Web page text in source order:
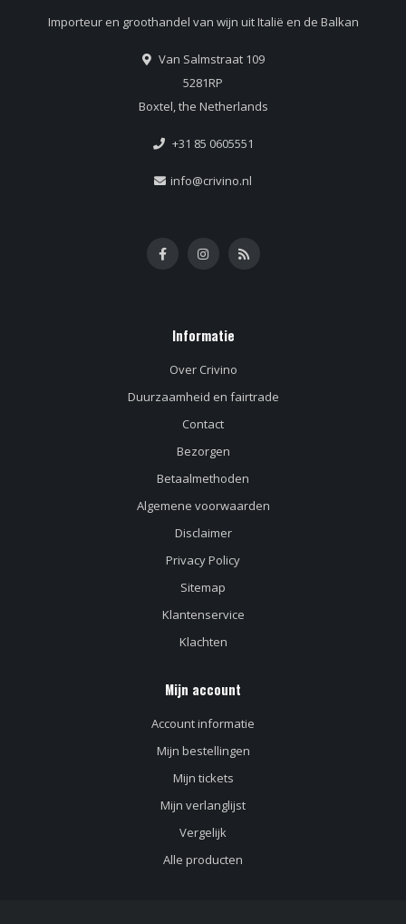
Importeur en groothandel van wijn uit Italië en de Balkan
Van Salmstraat 109
5281RP
Boxtel, the Netherlands
+31 85 0605551
info@crivino.nl
Informatie
Over Crivino
Duurzaamheid en fairtrade
Contact
Bezorgen
Betaalmethoden
Algemene voorwaarden
Disclaimer
Privacy Policy
Sitemap
Klantenservice
Klachten
Mijn account
Account informatie
Mijn bestellingen
Mijn tickets
Mijn verlanglijst
Vergelijk
Alle producten